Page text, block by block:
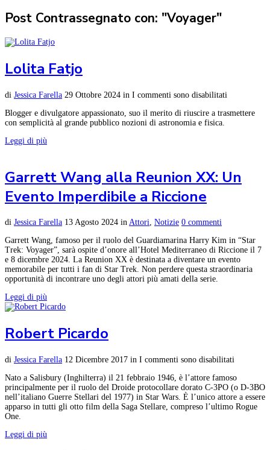
Post Contrassegnato con: "Voyager"
Lolita Fatjo
di Jessica Farella 29 Ottobre 2024 in I commenti sono disabilitati
Blogger e divulgatore appassionato, suo il merito di riuscire a trasmettere
con semplicità al grande pubblico nozioni di astronomia e fisica.
Leggi di più
Garrett Wang alla Reunion XX: Un
Evento Imperdibile a Riccione
di Jessica Farella 13 Agosto 2024 in Attori, Notizie 0 commenti
Garrett Wang, famoso per il ruolo del Guardiamarina Harry Kim in “Star
Trek: Voyager”, sarà ospite d’onore all’Hotel Mediterraneo di Riccione il 7
e 8 dicembre 2024. La Reunion XX è destinata a diventare un evento
memorabile per tutti i fan di Star Trek. Non perdere questa straordinaria
opportunità di incontrare uno degli attori più amati della serie.
Leggi di più
Robert Picardo
di Jessica Farella 12 Dicembre 2017 in I commenti sono disabilitati
Nato a Salisbury (Inghilterra) il 21 febbraio 1946, è l’attore famoso
principalmente per il ruolo del Droide protocollare dorato C-3PO (o D-3BO
nell’italiano Guerre Stellari del 1977) in Star Wars. È l’unico attore a essere
apparso in tutti gli otto film della Saga Stellare, compreso l’ultimo Rogue
One.
Leggi di più